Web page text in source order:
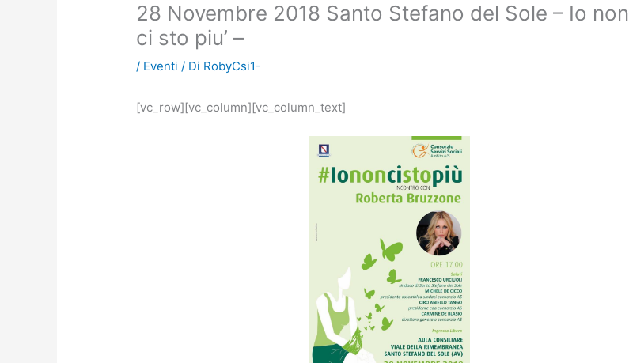
28 Novembre 2018 Santo Stefano del Sole – Io non
ci sto piu’ –
/ Eventi / Di RobyCsi1-
[vc_row][vc_column][vc_column_text]